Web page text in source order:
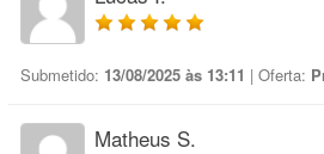
Submetido: 13/08/2025 às 13:11 | Oferta:
Matheus S.